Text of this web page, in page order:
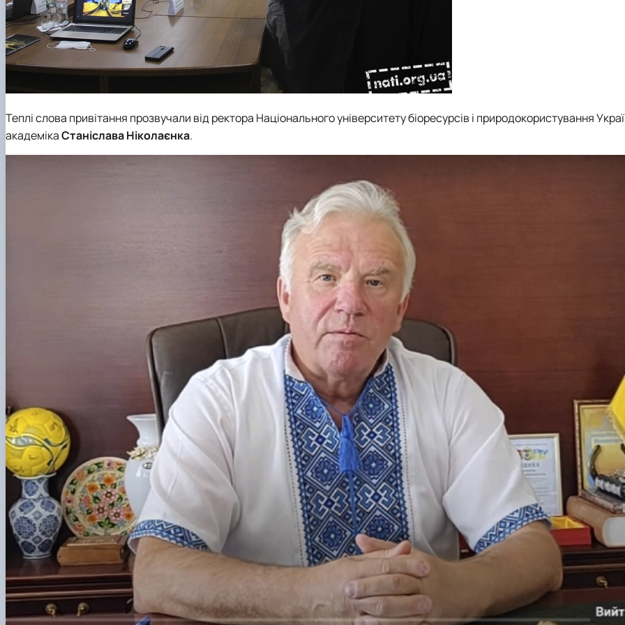
Теплі слова привітання прозвучали від ректора Національного університету біоресурсів і природокористування
академікаСтаніслава Ніколаєнка.